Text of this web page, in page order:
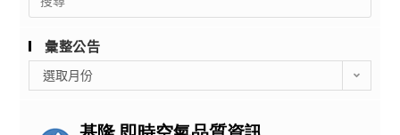
for:
彙整公告
整
選取月份